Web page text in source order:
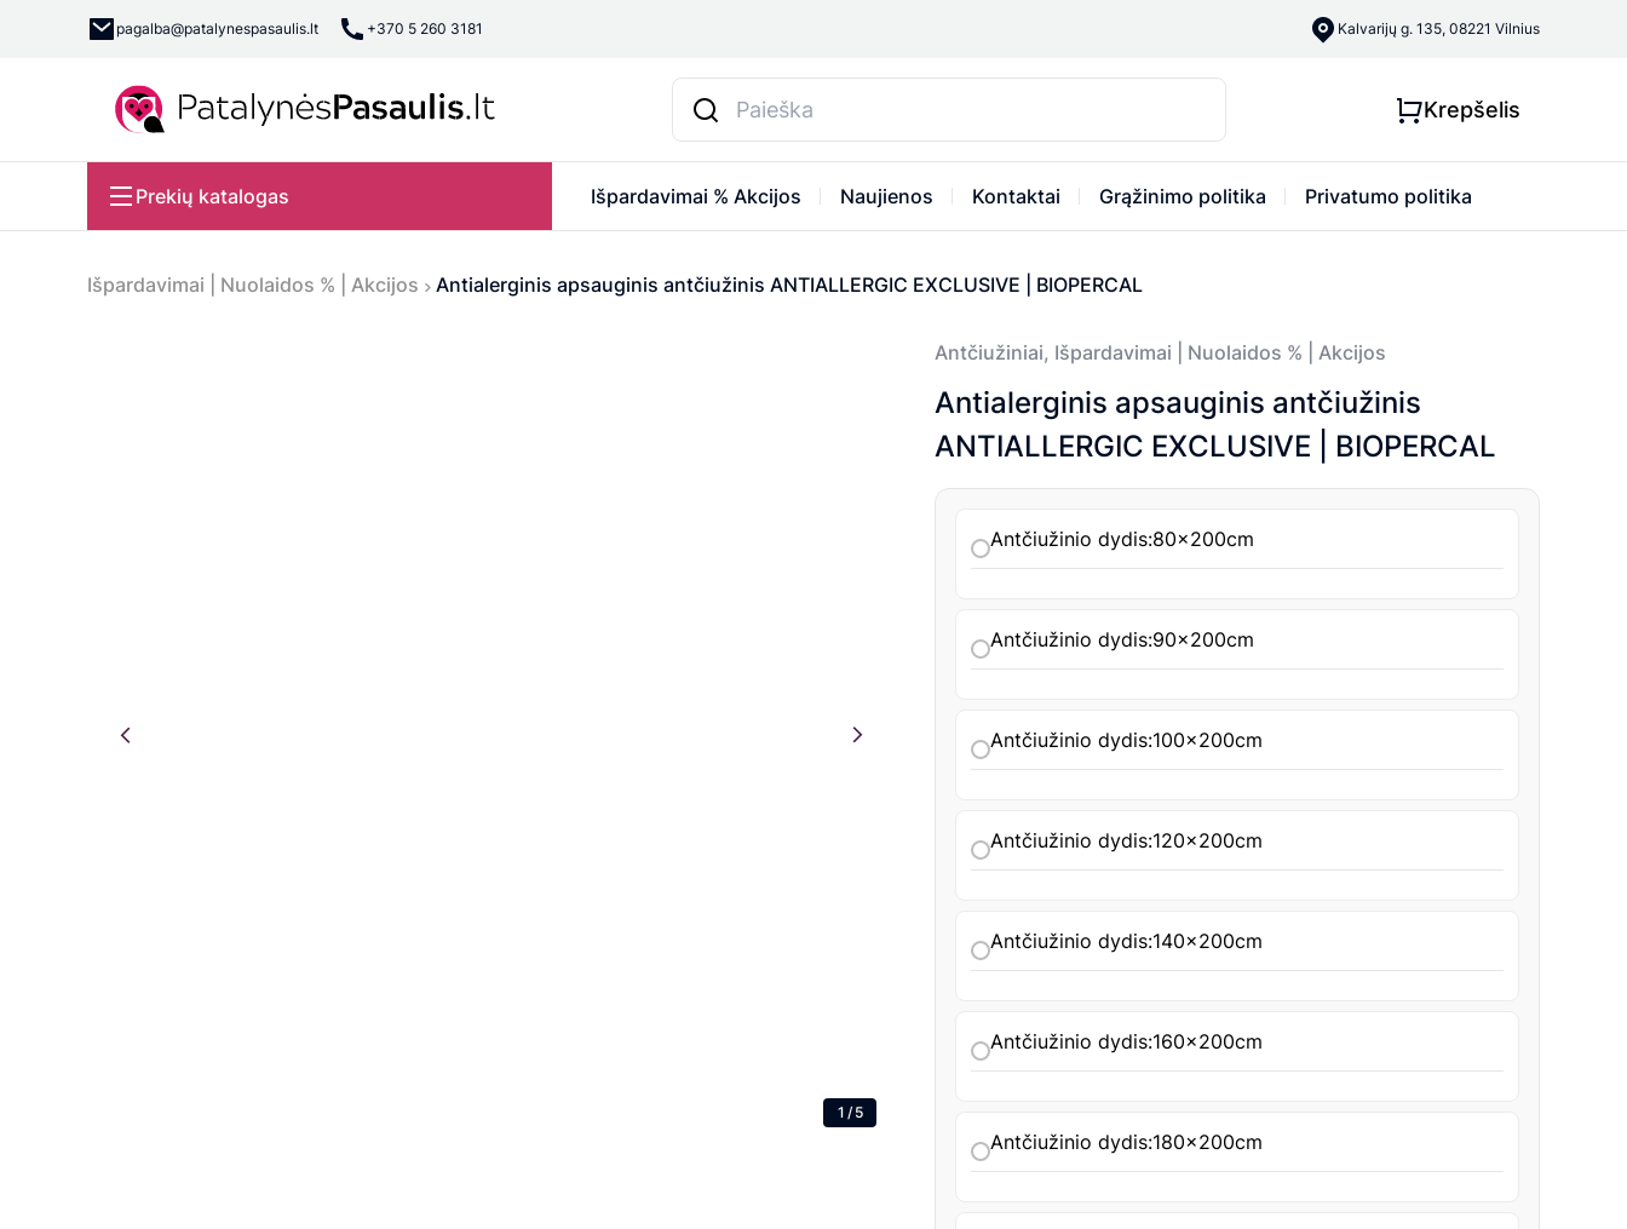
pagalba@patalynespasaulis.lt +370 5 260 3181 Kalvarijų g. 135, 08221 Vilnius
Krepšelis
Prekių katalogas Išpardavimai % Akcijos Naujienos Kontaktai Grąžinimo politika Privatumo politika
Išpardavimai | Nuolaidos % | Akcijos Antialerginis apsauginis antčiužinis ANTIALLERGIC EXCLUSIVE | BIOPERCAL
1 / 5
Antčiužiniai, Išpardavimai | Nuolaidos % | Akcijos
Antialerginis apsauginis antčiužinis
ANTIALLERGIC EXCLUSIVE | BIOPERCAL
Antčiužinio dydis:80x200cm
Antčiužinio dydis:90x200cm
Antčiužinio dydis:100x200cm
Antčiužinio dydis:120x200cm
Antčiužinio dydis:140x200cm
Antčiužinio dydis:160x200cm
Antčiužinio dydis:180x200cm